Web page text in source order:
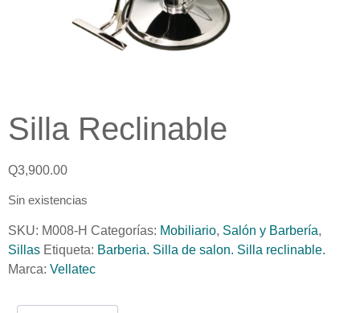
Silla Reclinable
Q3,900.00
Sin existencias
SKU: M008-H Categorías: Mobiliario, Salón y Barbería,
Sillas Etiqueta: Barberia. Silla de salon. Silla reclinable.
Marca: Vellatec